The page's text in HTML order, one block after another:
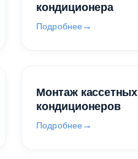
кондиционера
Подробнее
Монтаж кассетных
кондиционеров
Подробнее